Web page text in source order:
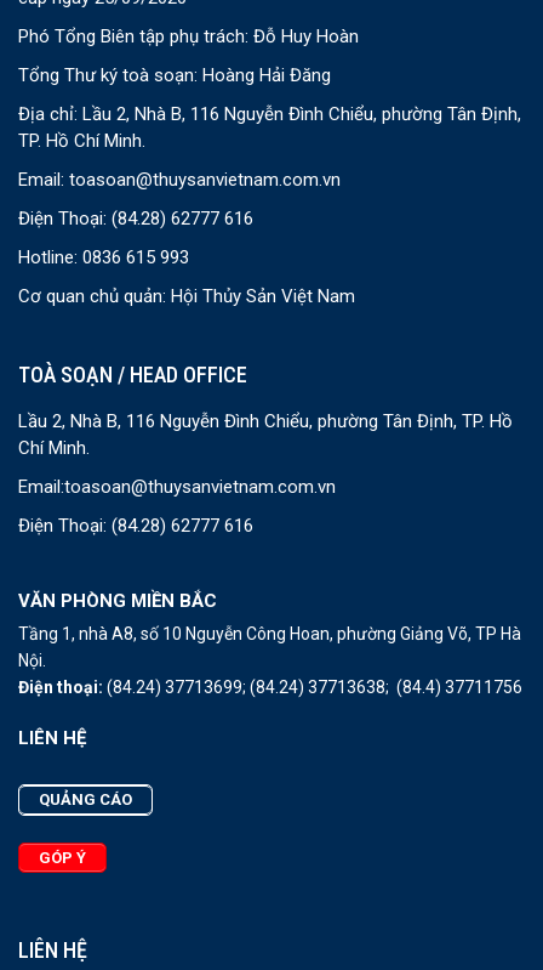
Phó Tổng Biên tập phụ trách: Đỗ Huy Hoàn
Tổng Thư ký toà soạn: Hoàng Hải Đăng
Địa chỉ: Lầu 2, Nhà B, 116 Nguyễn Đình Chiểu, phường Tân Định,
TP. Hồ Chí Minh.
Email: toasoan@thuysanvietnam.com.vn
Điện Thoại: (84.28) 62777 616
Hotline: 0836 615 993
Cơ quan chủ quản: Hội Thủy Sản Việt Nam
TOÀ SOẠN / HEAD OFFICE
Lầu 2, Nhà B, 116 Nguyễn Đình Chiểu, phường Tân Định, TP. Hồ
Chí Minh.
Email:toasoan@thuysanvietnam.com.vn
Điện Thoại: (84.28) 62777 616
VĂN PHÒNG MIỀN BẮC
Tầng 1, nhà A8, số 10 Nguyễn Công Hoan, phường Giảng Võ, TP Hà
Nội.
Điện thoại: (84.24) 37713699; (84.24) 37713638; (84.4) 37711756
LIÊN HỆ
QUẢNG CÁO
GÓP Ý
LIÊN HỆ